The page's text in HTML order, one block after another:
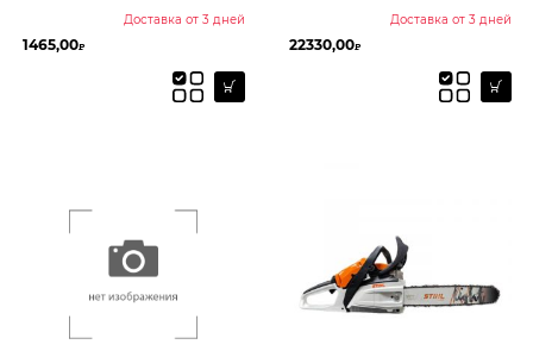
Доставка от 3 дней
1465,00₽
Доставка от 3 дней
22330,00₽